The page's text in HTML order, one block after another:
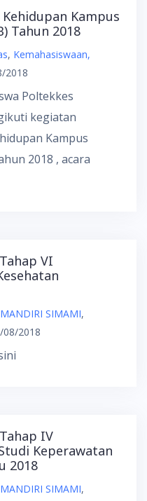
Kampus
Tahun 2018
, Kemahasiswaan,
2018
Poltekkes
kegiatan
Kampus
2018 , acara
VI
SIMAMI,
08/2018
IV
Keperawatan
2018
SIMAMI,